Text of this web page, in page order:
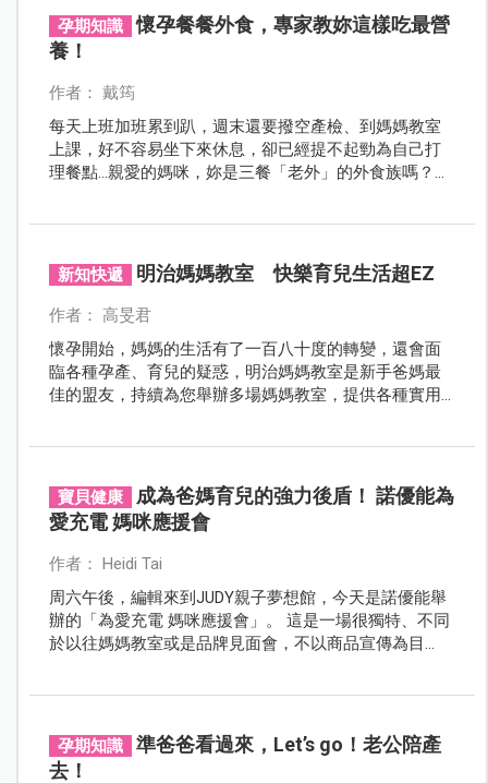
孕期知識
懷孕餐餐外食，專家教妳這樣吃最營
養！
作者： 戴筠
每天上班加班累到趴，週末還要撥空產檢、到媽媽教室
上課，好不容易坐下來休息，卻已經提不起勁為自己打
理餐點…親愛的媽咪，妳是三餐「老外」的外食族嗎？是
新知快遞
明治媽媽教室 快樂育兒生活超EZ
作者： 高旻君
懷孕開始，媽媽的生活有了一百八十度的轉變，還會面
臨各種孕產、育兒的疑惑，明治媽媽教室是新手爸媽最
佳的盟友，持續為您舉辦多場媽媽教室，提供各種實用
寶貝健康
成為爸媽育兒的強力後盾！ 諾優能為
愛充電 媽咪應援會
作者： Heidi Tai
周六午後，編輯來到JUDY親子夢想館，今天是諾優能舉
辦的「為愛充電 媽咪應援會」。 這是一場很獨特、不同
於以往媽媽教室或是品牌見面會，不以商品宣傳為目
孕期知識
準爸爸看過來，Let’s go！老公陪產
去！